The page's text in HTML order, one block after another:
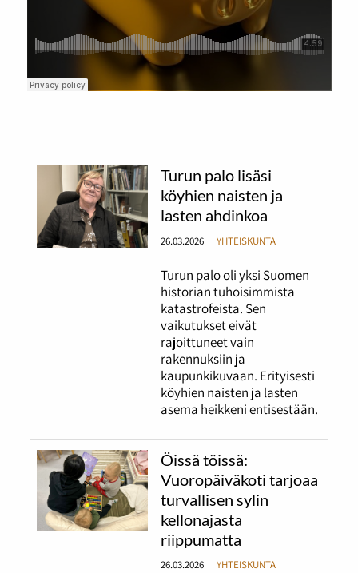
Turun palo lisäsi
köyhien naisten ja
lasten ahdinkoa
26.03.2026 YHTEISKUNTA
Turun palo oli yksi Suomen
historian tuhoisimmista
katastrofeista. Sen
vaikutukset eivät
rajoittuneet vain
rakennuksiin ja
kaupunkikuvaan. Erityisesti
köyhien naisten ja lasten
asema heikkeni entisestään.
Öissä töissä:
Vuoropäiväkoti tarjoaa
turvallisen sylin
kellonajasta
riippumatta
26.03.2026 YHTEISKUNTA